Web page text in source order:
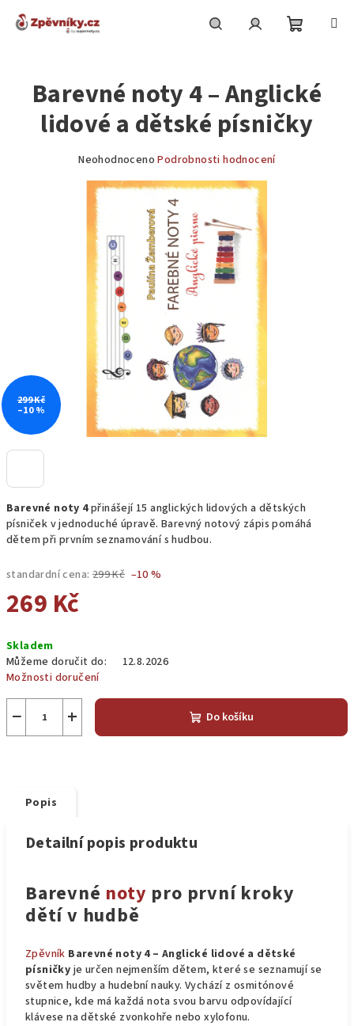
košík
Barevné noty 4přinášejí 15 anglických lidových a dětských
písniček v jednoduché úpravě. Barevný notový zápis pomáhá
dětem při prvním seznamování s hudbou.
standardní cena: 299 Kč –10 %
269 Kč
cena:
Skladem
Můžeme doručit do:
12.8.2026
Možnosti doručení
+
− Do košíku
Barevné noty 4 – Anglické
lidové a dětské písničky
Průměrné
produktu
hvězdiček.
Neohodnoceno Podrobnosti hodnocení
299 Kč
–10 %
Popis
Detailní popis produktu
Barevné noty pro první kroky
dětí v hudbě
Zpěvník Barevné noty 4 – Anglické lidové a dětské
písničky je určen nejmenším dětem, které se seznamují se
světem hudby a hudební nauky. Vychází z osmitónové
stupnice, kde má každá nota svou barvu odpovídající
klávese na dětské zvonkohře nebo xylofonu.